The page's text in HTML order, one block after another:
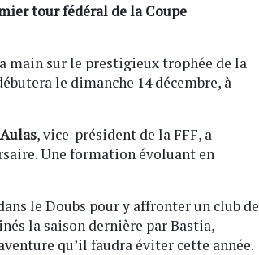
tour fédéral de la Coupe
main sur le prestigieux trophée de la
le dimanche 14 décembre, à
, vice-président de la FFF, a
Une formation évoluant en
le Doubs pour y affronter un club de
la saison dernière par Bastia,
qu’il faudra éviter cette année.